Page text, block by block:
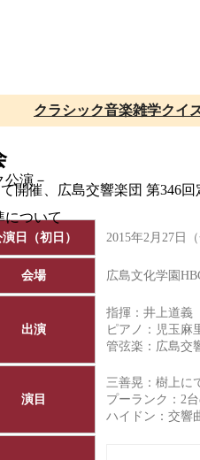
演－
について
クラシック音楽雑学クイ
開催、広島交響楽団 第346
日（初日） 2015年2月27日（
会場 広島文化学園
出演
指揮：井上道義
ピアノ：児玉麻
管弦楽： 広島交
演目
三善晃：樹上に
プーランク：2
ハイドン：交